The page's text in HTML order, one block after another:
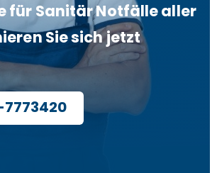
für Sanitär Notfälle aller
Sie sich jetzt
7773420